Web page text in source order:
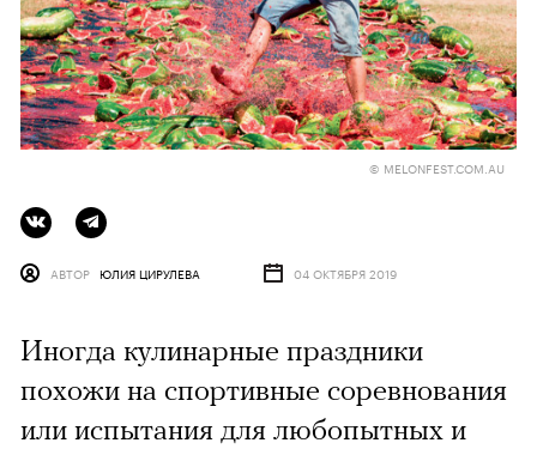
© MELONFEST.COM.AU
АВТОР ЮЛИЯ ЦИРУЛЕВА 04 ОКТЯБРЯ 2019
Иногда кулинарные праздники
похожи на спортивные соревнования
или испытания для любопытных и